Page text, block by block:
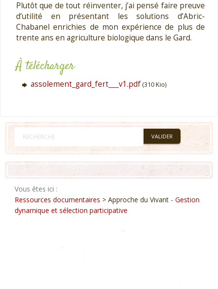
Plutôt que de tout réinventer, j’ai pensé faire preuve
d’utilité en présentant les solutions d’Abric-
Chabanel enrichies de mon expérience de plus de
trente ans en agriculture biologique dans le Gard.
À télécharger
assolement_gard_fert___v1.pdf(310 Kio)
Vous êtes ici :
Ressources documentaires > Approche du Vivant - Gestion
dynamique et sélection participative